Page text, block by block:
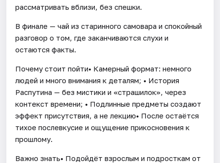
рассматривать вблизи, без спешки.
В финале — чай из старинного самовара и спокойный
разговор о том, где заканчиваются слухи и
остаются факты.
Почему стоит пойти• Камерный формат: немного
людей и много внимания к деталям; • История
Распутина — без мистики и «страшилок», через
контекст времени; • Подлинные предметы создают
эффект присутствия, а не лекцию• После остаётся
тихое послевкусие и ощущение прикосновения к
прошлому.
Важно знать• Подойдёт взрослым и подросткам от